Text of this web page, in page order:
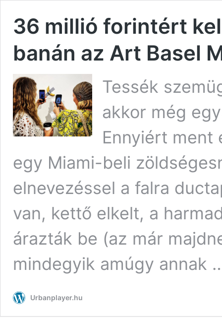
36 millió forintért
banán az Art Basel
Tessék
akkor még
Ennyiért ment
egy Miami-beli
elnevezéssel a falra
van, kettő elkelt, a
árazták be (az már
mindegyik amúgy annak
Urbanplayer.hu